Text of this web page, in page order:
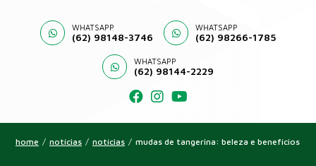
WHATSAPP
(62) 98148-3746
WHATSAPP
(62) 98266-1785
WHATSAPP
(62) 98144-2229
home / notícias / notícias / mudas de tangerina: beleza e benefícios